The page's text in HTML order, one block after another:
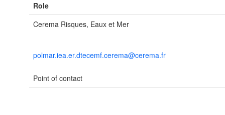
Role
Cerema Risques, Eaux et Mer
polmar.iea.er.dtecemf.cerema@cerema.fr
Point of contact